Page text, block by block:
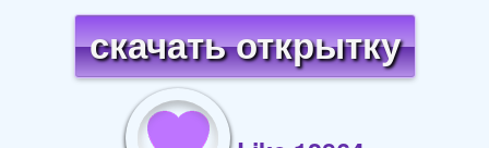
скачать открытку